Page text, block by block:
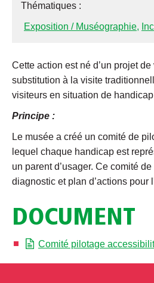
Thématiques :
Exposition / Muséographie,
Cette action est né d’un projet
substitution à la visite
visiteurs en situation de handicap
Principe :
Le musée a créé un comité de
lequel chaque handicap est
un parent d’usager. Ce comité
diagnostic et plan d’actions pour
DOCUMENT
Comité pilotage